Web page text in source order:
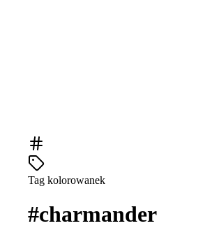
Tag kolorowanek
#charmander